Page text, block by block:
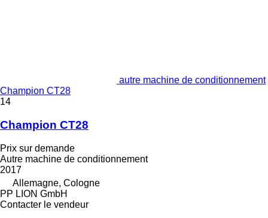
autre machine de conditionnement
Champion CT28
14
Champion CT28
Prix sur demande
Autre machine de conditionnement
2017
Allemagne, Cologne
PP LION GmbH
Contacter le vendeur